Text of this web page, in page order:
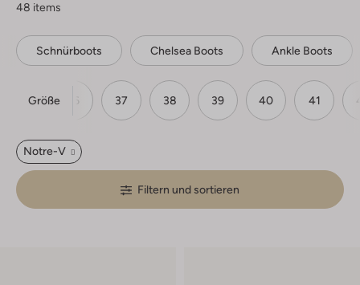
48 items
Schnürboots Chelsea Boots Ankle Boots
Größe
35 36 37 38 39 40 41
Notre-V
Filtern und sortieren